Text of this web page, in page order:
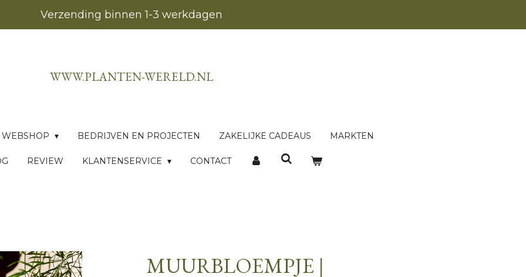
Verzending binnen 1-3 werkdagen
WWW.PLANTEN-WERELD.NL
WEBSHOP BEDRIJVEN EN PROJECTEN ZAKELIJKE CADEAUS MARKTEN
REVIEW KLANTENSERVICE CONTACT
MUURBLOEMPJE |